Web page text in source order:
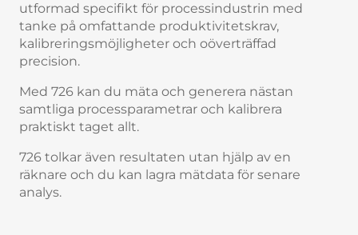
utformad specifikt för processindustrin med
tanke på omfattande produktivitetskrav,
kalibreringsmöjligheter och oöverträffad
precision.
Med 726 kan du mäta och generera nästan
samtliga processparametrar och kalibrera
praktiskt taget allt.
726 tolkar även resultaten utan hjälp av en
räknare och du kan lagra mätdata för senare
analys.